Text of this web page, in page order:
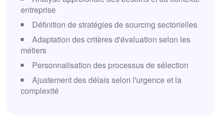
entreprise
Définition de stratégies de sourcing sectorielles
Adaptation des critères d'évaluation selon les
métiers
Personnalisation des processus de sélection
Ajustement des délais selon l'urgence et la
complexité